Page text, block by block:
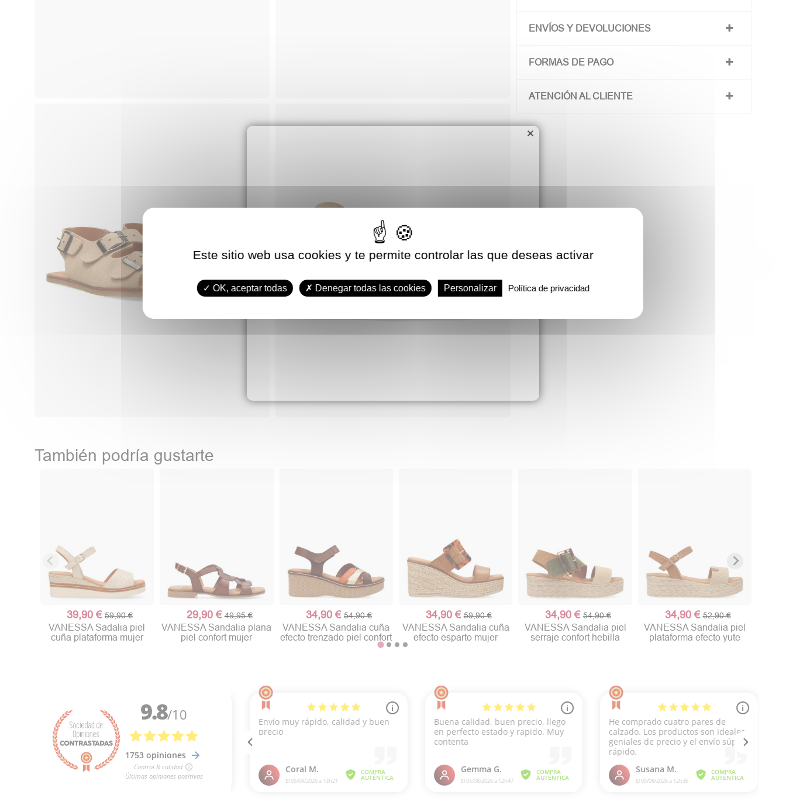
ENVÍOS Y DEVOLUCIONES
FORMAS DE PAGO
ATENCIÓN AL CLIENTE
También podría gustarte
39,90 €59,90 €
VANESSA Sadalia piel
cuña plataforma mujer
29,90 €49,95 €
VANESSA Sandalia plana
piel confort mujer
34,90 €54,90 €
VANESSA Sandalia cuña
efecto trenzado piel confort
34,90 €59,90 €
VANESSA Sandalia cuña
efecto esparto mujer
34,90 €54,90 €
VANESSA Sandalia piel
serraje confort hebilla
34,90 €52,90 €
VANESSA Sandalia piel
plataforma efecto yute
×
Este sitio web usa cookies y te permite controlar las que deseas activar
OK, aceptar todas Denegar todas las cookies Personalizar Política de privacidad